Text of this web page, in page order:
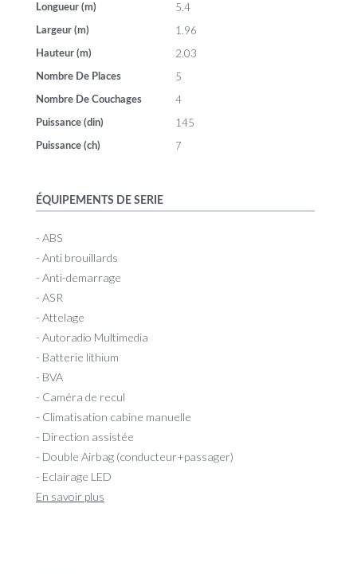
Longueur (m) 5.4
Largeur (m) 1.96
Hauteur (m) 2.03
Nombre De Places 5
Nombre De Couchages 4
Puissance (din) 145
Puissance (ch) 7
ÉQUIPEMENTS DE SERIE
- ABS
- Anti brouillards
- Anti-demarrage
- ASR
- Attelage
- Autoradio Multimedia
- Batterie lithium
- BVA
- Caméra de recul
- Climatisation cabine manuelle
- Direction assistée
- Double Airbag (conducteur+passager)
- Eclairage LED
En savoir plus